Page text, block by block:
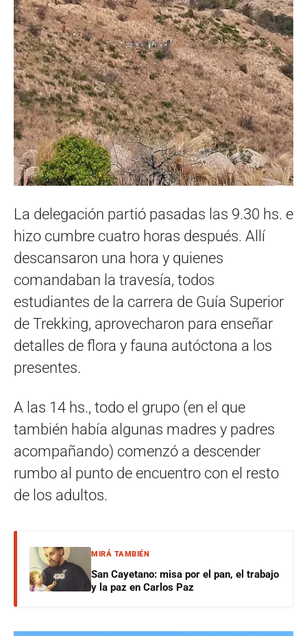
La delegación partió pasadas las 9.30 hs. e
hizo cumbre cuatro horas después. Allí
descansaron una hora y quienes
comandaban la travesía, todos
estudiantes de la carrera de Guía Superior
de Trekking, aprovecharon para enseñar
detalles de flora y fauna autóctona a los
presentes.
A las 14 hs., todo el grupo (en el que
también había algunas madres y padres
acompañando) comenzó a descender
rumbo al punto de encuentro con el resto
de los adultos.
MIRÁ TAMBIÉN
San Cayetano: misa por el pan, el trabajo
y la paz en Carlos Paz